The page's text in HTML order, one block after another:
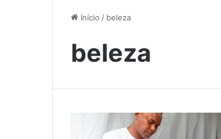
Início / beleza
beleza